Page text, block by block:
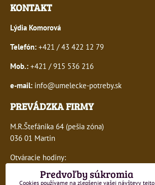
KONTAKT
Lýdia Komorová
Telefón: +421 / 43 422 12 79
Mob.: +421 / 915 536 216
e-mail: info@umelecke-potreby.sk
PREVÁDZKA FIRMY
M.R.Štefánika 64 (pešia zóna)
036 01 Martin
Otváracie hodiny:
pondelok - štvrtok: 10:00 - 16:00
piatok: 10:00 - 15:00
Predvoľby súkromia
Cookies používame na zlepšenie vašej návštevy tejto